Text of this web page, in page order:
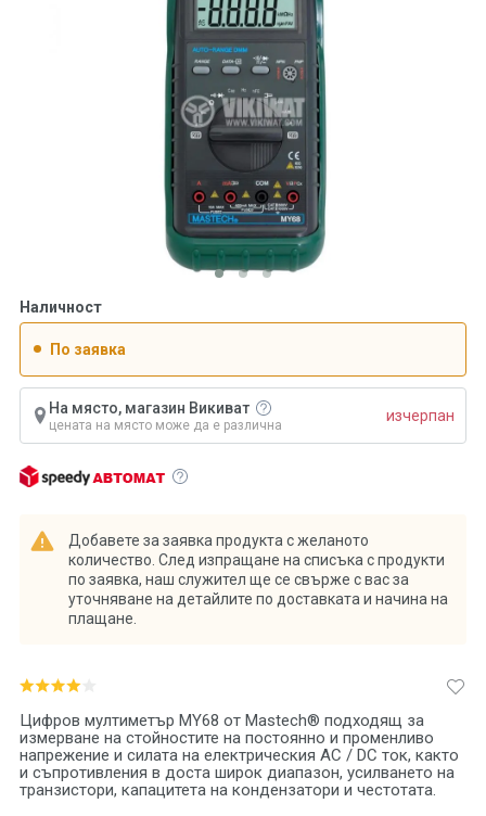
Цифров мултиметър MY68 от Mastech® подходящ за
измерване на стойностите на постоянно и променливо
напрежение и силата на електрическия AC / DC ток, както
и съпротивления в доста широк диапазон, усилването на
транзистори, капацитета на кондензатори и честотата.
Наличност
По заявка
На място, магазин Викиват
цената на място може да е различна
изчерпан
Добавете за заявка продукта с желаното
количество. След изпращане на списъка с продукти
по заявка, наш служител ще се свърже с вас за
уточняване на детайлите по доставката и начина на
плащане.